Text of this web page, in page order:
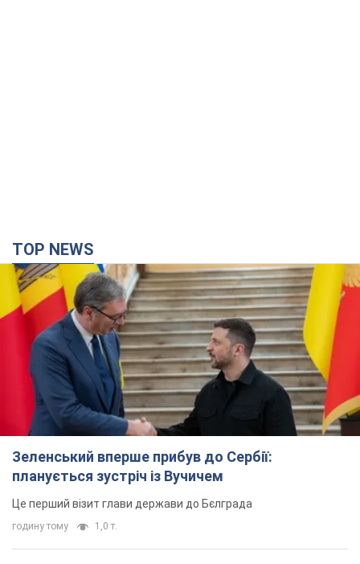
TOP NEWS
Зеленський вперше прибув до Сербії:
планується зустріч із Вучичем
Це перший візит глави держави до Бєлграда
годину тому 1,0 т.